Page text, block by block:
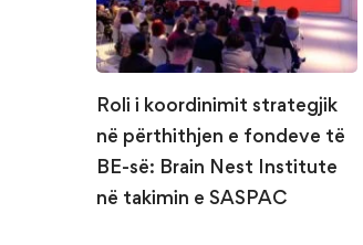
Roli i koordinimit strategjik
në përthithjen e fondeve të
BE-së: Brain Nest Institute
në takimin e SASPAC